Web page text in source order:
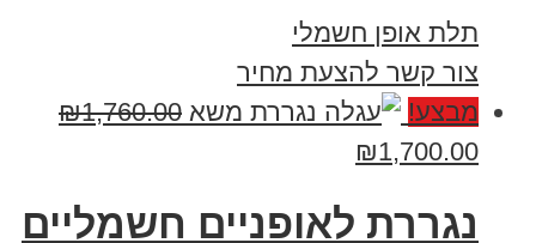
תלת אופן חשמלי
צור קשר להצעת מחיר
מבצע!
₪1,760.00
₪1,700.00
נגררת לאופניים חשמליים